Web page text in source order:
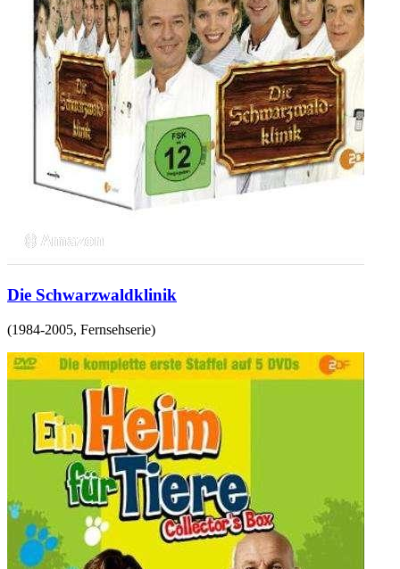
Die Schwarzwaldklinik
(1984-2005, Fernsehserie)